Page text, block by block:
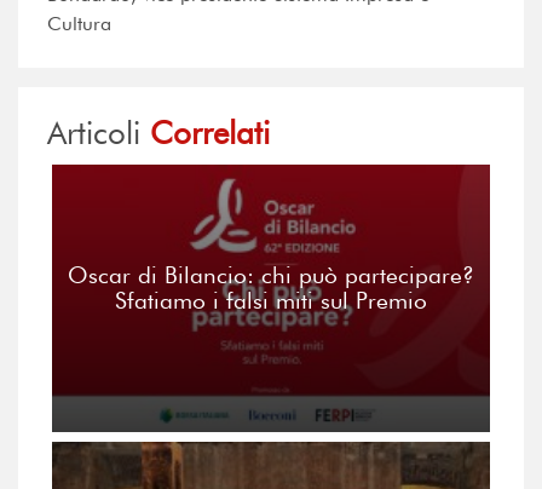
Cultura
Articoli Correlati
Oscar di Bilancio: chi può partecipare?
Sfatiamo i falsi miti sul Premio